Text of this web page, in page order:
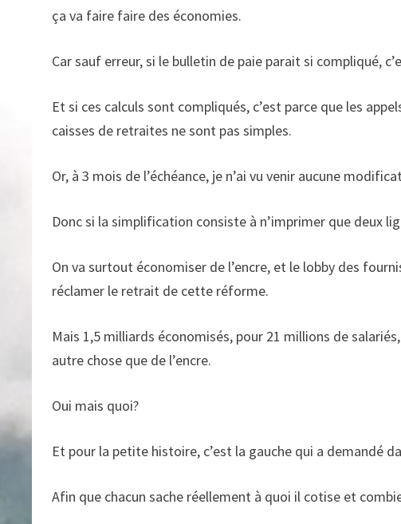
ça va faire faire des économies.
Car sauf erreur, si le bulletin de paie parait si compliqué,
Et si ces calculs sont compliqués, c’est parce que les
caisses de retraites ne sont pas simples.
Or, à 3 mois de l’échéance, je n’ai vu venir aucune
Donc si la simplification consiste à n’imprimer que deux
On va surtout économiser de l’encre, et le lobby des
réclamer le retrait de cette réforme.
Mais 1,5 milliards économisés, pour 21 millions de
autre chose que de l’encre.
Oui mais quoi?
Et pour la petite histoire, c’est la gauche qui a demandé
Afin que chacun sache réellement à quoi il cotise et